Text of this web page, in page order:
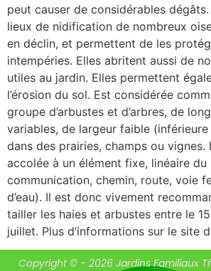
peut causer de considérables
lieux de nidification de nombreux
en déclin, et permettent de les
intempéries. Elles abritent aussi de
utiles au jardin. Elles permettent
l’érosion du sol. Est considérée
groupe d’arbustes et d’arbres, de
variables, de largeur faible
dans des prairies, champs ou vignes.
accolée à un élément fixe, linéaire
communication, chemin, route, voie
d’eau). Il est donc vivement
tailler les haies et arbustes entre le
juillet. Plus d’informations sur le site
Copyright © - 2026 Jardins Familiaux